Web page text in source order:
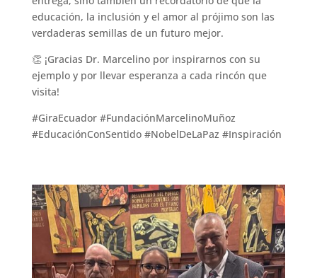
educación, la inclusión y el amor al prójimo son las
verdaderas semillas de un futuro mejor.
👏 ¡Gracias Dr. Marcelino por inspirarnos con su
ejemplo y por llevar esperanza a cada rincón que
visita!
#GiraEcuador #FundaciónMarcelinoMuñoz
#EducaciónConSentido #NobelDeLaPaz #Inspiración